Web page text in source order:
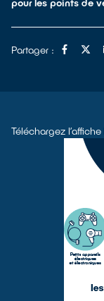
pour les points de
Partager :
Téléchargez